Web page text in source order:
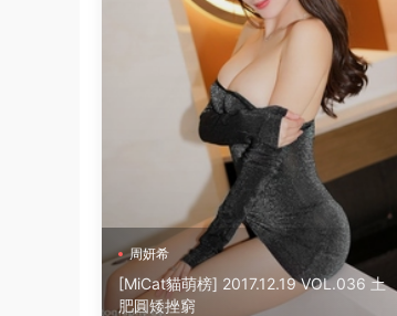
周妍希
[MiCat貓萌榜] 2017.12.19 VOL.036 土
肥圓矮挫窮